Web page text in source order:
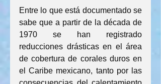
Entre lo que está documentado se
sabe que a partir de la década de
1970 se han registrado
reducciones drásticas en el área
de cobertura de corales duros en
el Caribe mexicano, tanto por las